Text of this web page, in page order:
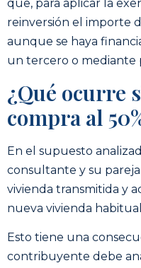
que, para aplicar la
reinversión el importe
aunque se haya
un tercero o mediante
¿Qué ocurre
compra al
En el supuesto
consultante y su
vivienda transmitida y
nueva vivienda
Esto tiene una
contribuyente debe